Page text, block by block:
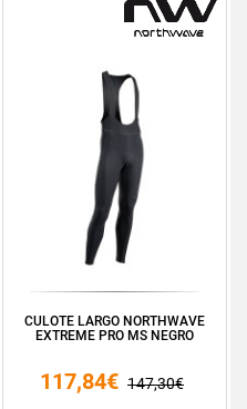
CULOTE LARGO NORTHWAVE
EXTREME PRO MS NEGRO
117,84€ 147,30€